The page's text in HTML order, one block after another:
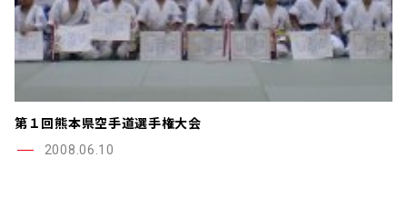
第１回熊本県空手道選手権大会
2008.06.10